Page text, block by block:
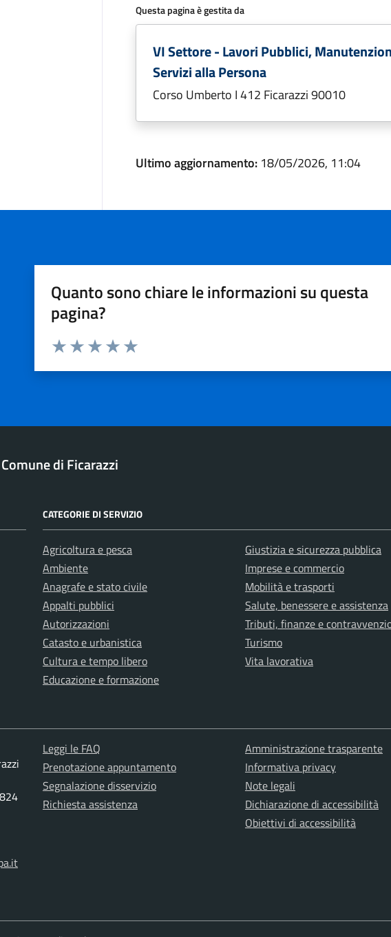
Questa pagina è gestita da
VI Settore - Lavori Pubblici,
Servizi alla Persona
Corso Umberto I 412 Ficarazzi 90010
Ultimo aggiornamento: 18/05/2026, 11:04
Quanto sono chiare le informazioni su questa
pagina?
Comune di Ficarazzi
CATEGORIE DI SERVIZIO
Agricoltura e pesca
Ambiente
Anagrafe e stato civile
Appalti pubblici
Autorizzazioni
Catasto e urbanistica
Cultura e tempo libero
Educazione e formazione
Giustizia e sicurezza pubblica
Imprese e commercio
Mobilità e trasporti
Salute, benessere e assistenza
Tributi, finanze e
Turismo
Vita lavorativa
Leggi le FAQ
Prenotazione appuntamento
Segnalazione disservizio
Richiesta assistenza
Amministrazione trasparente
Informativa privacy
Note legali
Dichiarazione di accessibilità
Obiettivi di accessibilità